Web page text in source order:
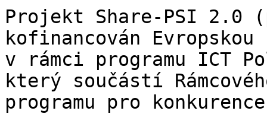
Projekt Share-PSI 2.0
kofinancován Evropskou
v rámci programu ICT
který součástí
programu pro